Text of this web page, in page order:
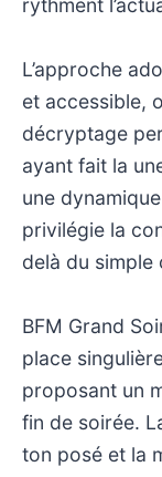
L’approche
et accessible,
décryptage
ayant fait la
une
privilégie la
delà du simple
BFM Grand
place
proposant un
fin de soirée.
ton posé et la